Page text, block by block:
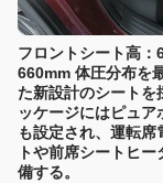
フロントシート高：
660mm 体圧分布を
た新設計のシートを
ッケージにはピュア
も設定され、運転席
トや前席シートヒー
備する。